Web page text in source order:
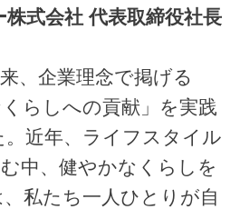
式会社 代表取締役社長
、企業理念で掲げる
くらしへの貢献」を実践
近年、ライフスタイル
中、健やかなくらしを
私たち一人ひとりが自